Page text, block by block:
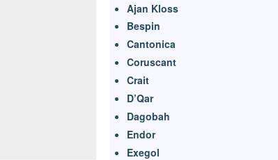
Ajan Kloss
Bespin
Cantonica
Coruscant
Crait
D’Qar
Dagobah
Endor
Exegol